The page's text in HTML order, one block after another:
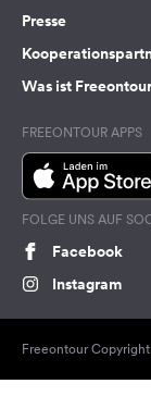
Presse
Was ist Freeontour
FREEONTOUR APPS
FOLGE UNS AUF
Facebook
Instagram
Freeontour